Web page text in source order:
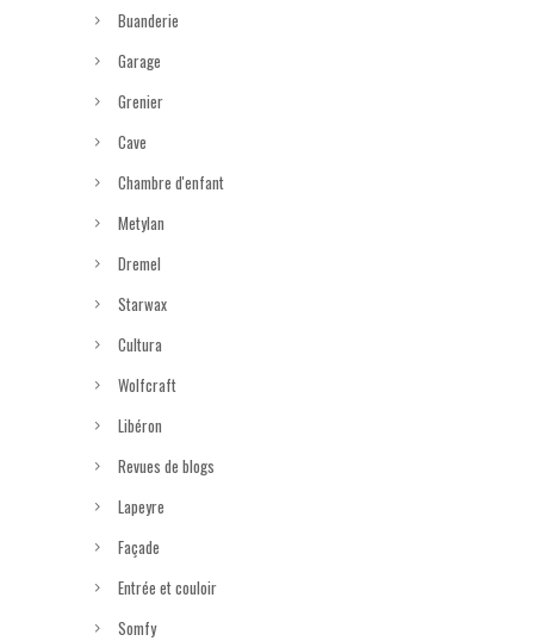
Buanderie
Garage
Grenier
Cave
Chambre d'enfant
Metylan
Dremel
Starwax
Cultura
Wolfcraft
Libéron
Revues de blogs
Lapeyre
Façade
Entrée et couloir
Somfy